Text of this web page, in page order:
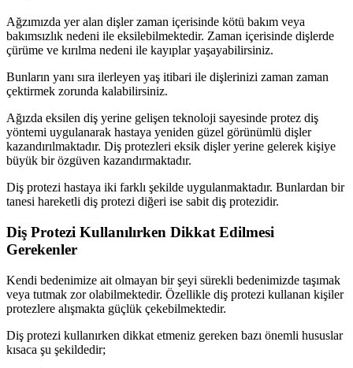
Ağzımızda yer alan dişler zaman içerisinde kötü bakım veya
bakımsızlık nedeni ile eksilebilmektedir. Zaman içerisinde dişlerde
çürüme ve kırılma nedeni ile kayıplar yaşayabilirsiniz.
Bunların yanı sıra ilerleyen yaş itibari ile dişlerinizi zaman zaman
çektirmek zorunda kalabilirsiniz.
Ağızda eksilen diş yerine gelişen teknoloji sayesinde protez diş
yöntemi uygulanarak hastaya yeniden güzel görünümlü dişler
kazandırılmaktadır. Diş protezleri eksik dişler yerine gelerek kişiye
büyük bir özgüven kazandırmaktadır.
Diş protezi hastaya iki farklı şekilde uygulanmaktadır. Bunlardan bir
tanesi hareketli diş protezi diğeri ise sabit diş protezidir.
Diş Protezi Kullanılırken Dikkat Edilmesi
Gerekenler
Kendi bedenimize ait olmayan bir şeyi sürekli bedenimizde taşımak
veya tutmak zor olabilmektedir. Özellikle diş protezi kullanan kişiler
protezlere alışmakta güçlük çekebilmektedir.
Diş protezi kullanırken dikkat etmeniz gereken bazı önemli hususlar
kısaca şu şekildedir;